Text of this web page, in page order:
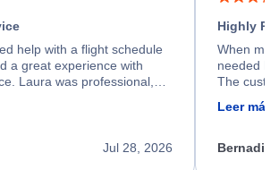
help with a flight schedule
a great experience with
Laura was professional,
helpful throughout the
found a solution and
service.
Jul 28, 2026
Highly
When my
needed
The
calm,
Leer más